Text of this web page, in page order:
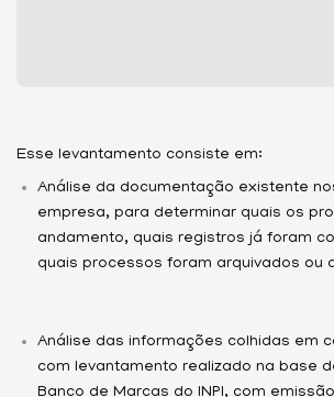
Esse levantamento consiste em:
Análise da documentação existente
empresa, para determinar quais os
andamento, quais registros já foram
quais processos foram arquivados ou
Análise das informações colhidas em
com levantamento realizado na base
Banco de Marcas do INPI, com